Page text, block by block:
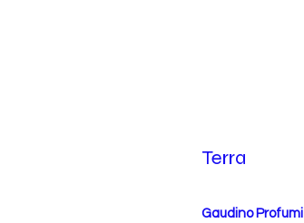
Terra
Gaudino Profumi